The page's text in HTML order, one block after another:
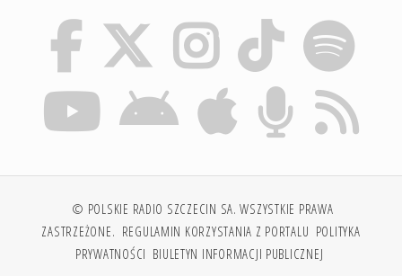
© POLSKIE RADIO SZCZECIN SA. WSZYSTKIE PRAWA
ZASTRZEŻONE. REGULAMIN KORZYSTANIA Z PORTALU POLITYKA
PRYWATNOŚCI BIULETYN INFORMACJI PUBLICZNEJ